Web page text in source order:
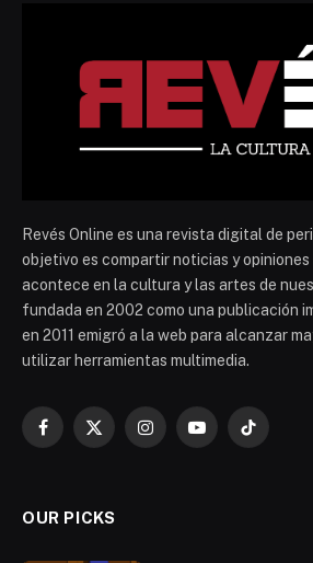
Revés Online es una revista digital de
objetivo es compartir noticias y opiniones
acontece en la cultura y las artes de
fundada en 2002 como una publicación
en 2011 emigró a la web para alcanzar
utilizar herramientas multimedia.
Facebook
X
InstagramYouTubeTikTok
OUR PICKS